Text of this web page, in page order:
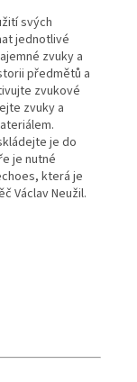
svých
jednotlivé
zvuky a
předmětů a
zvukové
zvuky a
je do
je nutné
která je
Václav Neužil.